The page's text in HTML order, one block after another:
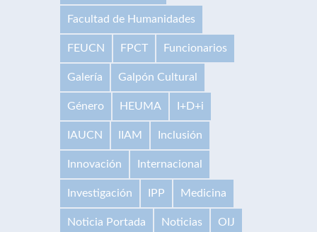
Facultad de Humanidades
FEUCN FPCT Funcionarios
Galería Galpón Cultural
Género HEUMA I+D+i
IAUCN IIAM Inclusión
Innovación Internacional
Investigación IPP Medicina
Noticia Portada Noticias OIJ